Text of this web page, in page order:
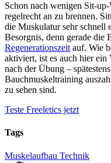
Schon nach wenigen Sit-
regelrecht an zu brennen.
die Muskulatur sehr schnell
Besorgnis, denn gerade die
Regenerationszeit auf. Wie
aktiviert, ist es auch hier
nach der Übung –
Bauchmuskeltraining
zu sehen sind.
Teste Freeletics jetzt
Tags
Muskelaufbau Technik